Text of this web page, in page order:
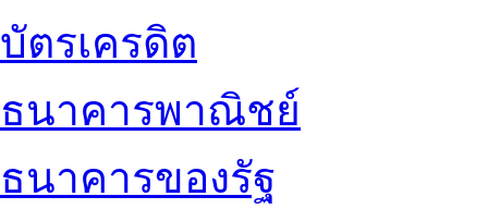
บัตรเครดิต
ธนาคารพาณิชย์
ธนาคารของรัฐ